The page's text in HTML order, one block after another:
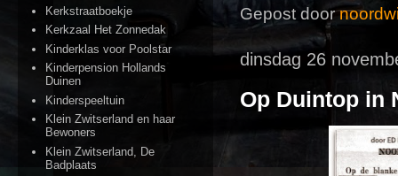
Gepost door
dinsdag 26
Op Duintop in
Kerkstraatboekje
Kerkzaal Het Zonnedak
Kinderklas voor Poolstar
Kinderpension Hollands
Duinen
Kinderspeeltuin
Klein Zwitserland en haar
Bewoners
Klein Zwitserland, De
Badplaats